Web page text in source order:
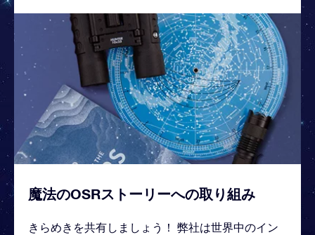
魔法のOSRストーリーへの取り組み
きらめきを共有しましょう！ 弊社は世界中のイン